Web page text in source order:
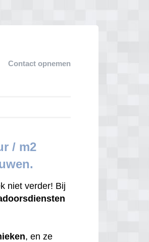
Contact opnemen
/ m2
niet verder! Bij
, en ze